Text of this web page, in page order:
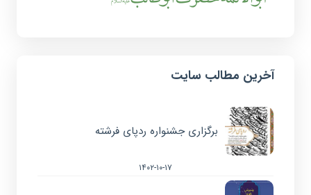
آخرین مطالب سایت
برگزاری جشنواره ردپای فرشته
۱۴۰۲-۱۰-۱۷